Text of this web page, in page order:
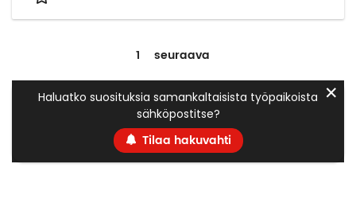
1 seuraava
Haluatko suosituksia samankaltaisista työpaikoista
sähköpostitse?
Tilaa hakuvahti
✕